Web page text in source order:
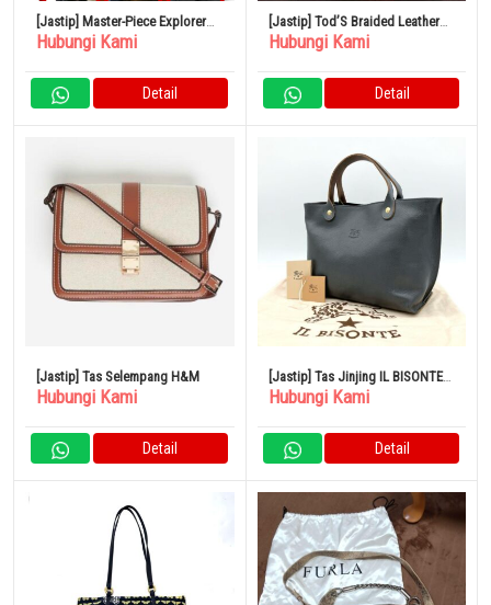
[Jastip] Master-Piece Explorer
2WAY Backpack
Hubungi Kami
Detail
[Jastip] Tod’S Braided Leather
Cape Bag Small
Hubungi Kami
Detail
[Jastip] Tas Selempang H&M
Hubungi Kami
Detail
[Jastip] Tas Jinjing IL BISONTE
Logo Timbul Kulit Abu-Abu
Hubungi Kami
Detail